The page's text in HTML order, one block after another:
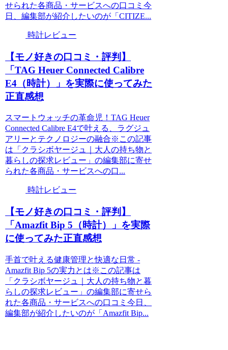
せられた各商品・サービスへの口コミ今
日、編集部が紹介したいのが「CITIZE...
時計レビュー
【モノ好きの口コミ・評判】
「TAG Heuer Connected Calibre
E4（時計）」を実際に使ってみた
正直感想
スマートウォッチの革命児！TAG Heuer
Connected Calibre E4で叶える、ラグジュ
アリーとテクノロジーの融合※この記事
は「クラシボヤージュ｜大人の持ち物と
暮らしの探求レビュー」の編集部に寄せ
られた各商品・サービスへの口...
時計レビュー
【モノ好きの口コミ・評判】
「Amazfit Bip 5（時計）」を実際
に使ってみた正直感想
手首で叶える健康管理と快適な日常 -
Amazfit Bip 5の実力とは※この記事は
「クラシボヤージュ｜大人の持ち物と暮
らしの探求レビュー」の編集部に寄せら
れた各商品・サービスへの口コミ今日、
編集部が紹介したいのが「Amazfit Bip...